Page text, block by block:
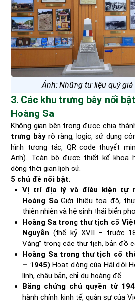
Ảnh: Những tư liệu quý giá
3. Các khu trưng bày nổi
Hoàng Sa
Không gian bên trong được chia
trưng bàyrõ ràng, logic, sử dụng
hình tương tác, QR code thuyết
Anh). Toàn bộ được thiết kế khoa
dòng thời gian lịch sử.
5 chủ đề nổi bật:
Vị trí địa lý và điều kiện tự
Hoàng SaGiới thiệu tọa độ,
thiên nhiên và hệ sinh thái biển
Hoàng Sa trong thư tịch cổ
Nguyễn (thế kỷ XVII – trước
Vàng” trong các thư tịch, bản đồ
Hoàng Sa trong thư tịch cổ
– 1945) Hoạt động của Hải đội
lính, châu bản, chỉ dụ hoàng đế.
Bằng chứng chủ quyền từ
hành chính, kinh tế, quân sự của